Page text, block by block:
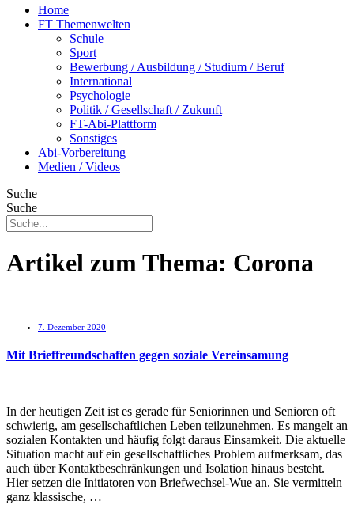
Home
FT Themenwelten
Schule
Sport
Bewerbung / Ausbildung / Studium / Beruf
International
Psychologie
Politik / Gesellschaft / Zukunft
FT-Abi-Plattform
Sonstiges
Abi-Vorbereitung
Medien / Videos
Suche
Suche
Artikel zum Thema: Corona
7. Dezember 2020
Mit Brieffreundschaften gegen soziale Vereinsamung
In der heutigen Zeit ist es gerade für Seniorinnen und Senioren oft
schwierig, am gesellschaftlichen Leben teilzunehmen. Es mangelt an
sozialen Kontakten und häufig folgt daraus Einsamkeit. Die aktuelle
Situation macht auf ein gesellschaftliches Problem aufmerksam, das
auch über Kontaktbeschränkungen und Isolation hinaus besteht.
Hier setzen die Initiatoren von Briefwechsel-Wue an. Sie vermitteln
ganz klassische, …